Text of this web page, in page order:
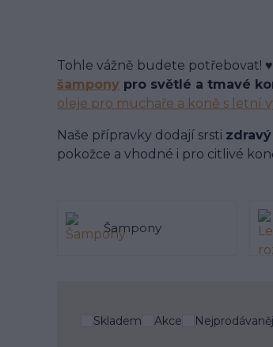
Tohle vážně budete potřebovat! ♥
šampony pro světlé a tmavé
oleje pro muchaře a koně s letní
Naše přípravky dodají srsti
pokožce a vhodné i pro citlivé
Šampony
Skladem Akce